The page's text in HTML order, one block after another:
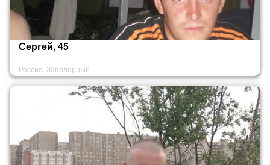
Сергей, 45
Россия, Заполярный